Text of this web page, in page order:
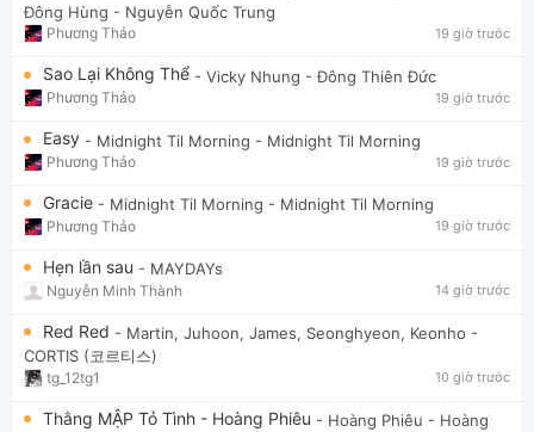
Đông Hùng - Nguyễn Quốc Trung
Phương Thảo 19 giờ trước
Sao Lại Không Thể - Vicky Nhung - Đông Thiên Đức
Phương Thảo 19 giờ trước
Easy - Midnight Til Morning - Midnight Til Morning
Phương Thảo 19 giờ trước
Gracie - Midnight Til Morning - Midnight Til Morning
Phương Thảo 19 giờ trước
Hẹn lần sau - MAYDAYs
Nguyễn Minh Thành 14 giờ trước
Red Red - Martin, Juhoon, James, Seonghyeon, Keonho -
CORTIS (코르티스)
tg_12tg1 10 giờ trước
Thằng MẬP Tỏ Tình - Hoàng Phiêu - Hoàng Phiêu - Hoàng